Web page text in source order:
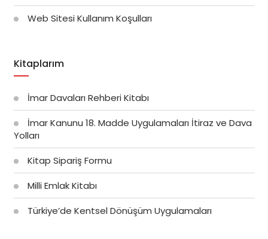
Web Sitesi Kullanım Koşulları
Kitaplarım
İmar Davaları Rehberi Kitabı
İmar Kanunu 18. Madde Uygulamaları İtiraz ve Dava
Yolları
Kitap Sipariş Formu
Milli Emlak Kitabı
Türkiye’de Kentsel Dönüşüm Uygulamaları